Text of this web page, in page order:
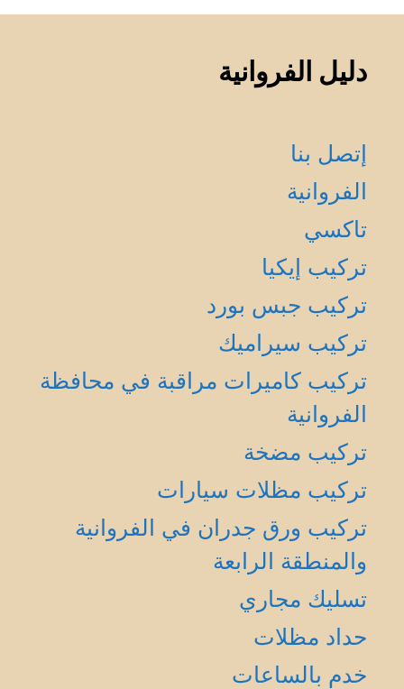
دليل الفروانية
إتصل بنا
الفروانية
تاكسي
تركيب إيكيا
تركيب جبس بورد
تركيب سيراميك
تركيب كاميرات مراقبة في محافظة
الفروانية
تركيب مضخة
تركيب مظلات سيارات
تركيب ورق جدران في الفروانية
والمنطقة الرابعة
تسليك مجاري
حداد مظلات
خدم بالساعات